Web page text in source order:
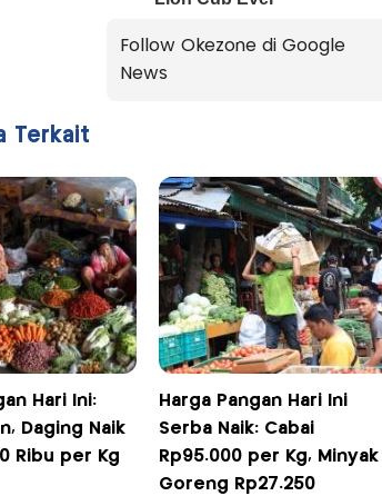
Follow Okezone di Google
News
Terkait
Hari Ini:
Daging Naik
Ribu per Kg
Harga Pangan Hari Ini
Serba Naik: Cabai
Rp95.000 per Kg, Minyak
Goreng Rp27.250